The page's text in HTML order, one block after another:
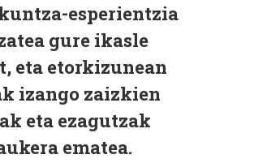
esperientzia
gure ikasle
eta etorkizunean
izango zaizkien
eta ezagutzak
ematea.